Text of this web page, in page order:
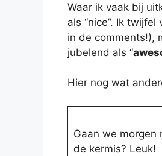
Waar ik vaak bij
als “nice”. Ik
in de comments!),
jubelend als “
Hier nog wat
Gaan we morgen
de kermis? Leuk!